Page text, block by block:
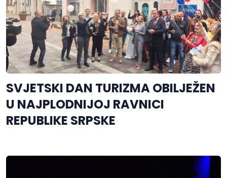
SVJETSKI DAN TURIZMA OBILJEŽEN
U NAJPLODNIJOJ RAVNICI
REPUBLIKE SRPSKE